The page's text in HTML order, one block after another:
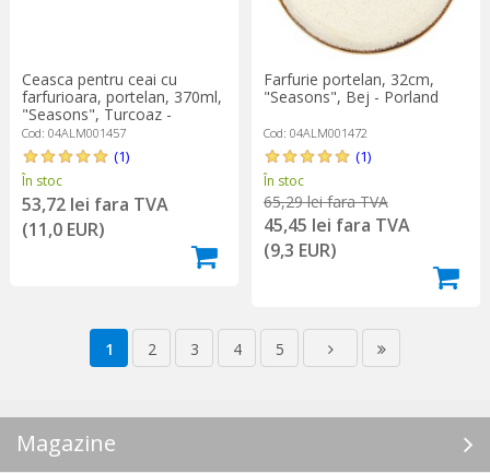
Ceasca pentru ceai cu
farfurioara, portelan, 370ml,
"Seasons", Turcoaz -
Porland
Cod: 04ALM001457
(1)
În stoc
53,72 lei fara TVA
(11,0 EUR)
Farfurie portelan, 32cm,
"Seasons", Bej - Porland
Cod: 04ALM001472
(1)
În stoc
65,29 lei fara TVA
45,45 lei fara TVA
(9,3 EUR)
1 2 3 4 5
Magazine